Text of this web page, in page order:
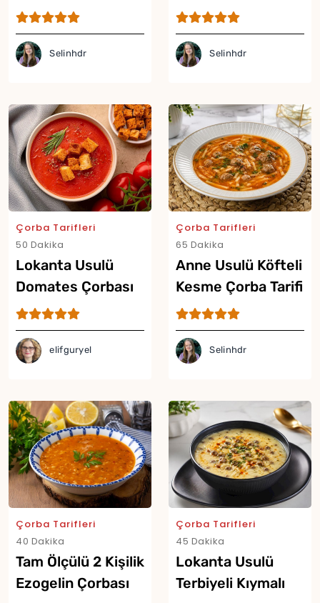
Çorbası Tarifi
Selinhdr
Mercimek Çorbası
Tarifi
Selinhdr
Çorba Tarifleri
50 Dakika
Lokanta Usulü
Domates Çorbası
Tarifi
elifguryel
Çorba Tarifleri
65 Dakika
Anne Usulü Köfteli
Kesme Çorba Tarifi
Selinhdr
Çorba Tarifleri
40 Dakika
Tam Ölçülü 2 Kişilik
Ezogelin Çorbası
Çorba Tarifleri
45 Dakika
Lokanta Usulü
Terbiyeli Kıymalı